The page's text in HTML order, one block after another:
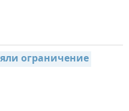
ограничение